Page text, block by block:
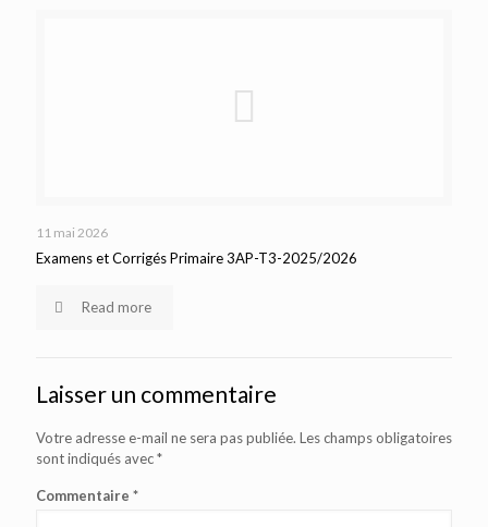
11 mai 2026
Examens et Corrigés Primaire 3AP-T3-2025/2026
Read more
Laisser un commentaire
Votre adresse e-mail ne sera pas publiée. Les champs obligatoires
sont indiqués avec*
Commentaire *